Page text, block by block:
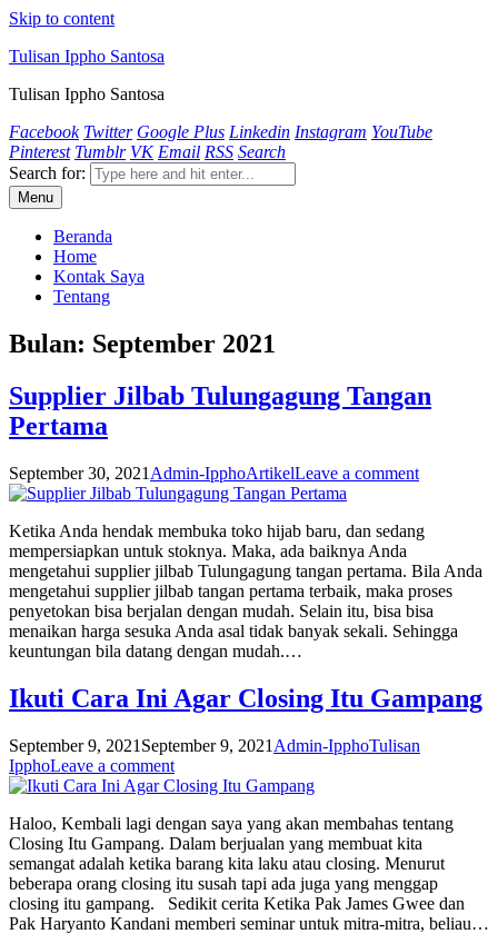
Skip to content
Tulisan Ippho Santosa
Tulisan Ippho Santosa
Facebook Twitter Google Plus Linkedin Instagram YouTube
Pinterest Tumblr VK Email RSS Search
Search for:
Menu
Beranda
Home
Kontak Saya
Tentang
Bulan: September 2021
Supplier Jilbab Tulungagung Tangan
Pertama
September 30, 2021 Admin-IpphoArtikelLeave a comment
Ketika Anda hendak membuka toko hijab baru, dan sedang
mempersiapkan untuk stoknya. Maka, ada baiknya Anda
mengetahui supplier jilbab Tulungagung tangan pertama. Bila Anda
mengetahui supplier jilbab tangan pertama terbaik, maka proses
penyetokan bisa berjalan dengan mudah. Selain itu, bisa bisa
menaikan harga sesuka Anda asal tidak banyak sekali. Sehingga
keuntungan bila datang dengan mudah.…
Ikuti Cara Ini Agar Closing Itu Gampang
September 9, 2021 September 9, 2021 Admin-IpphoTulisan
IpphoLeave a comment
Haloo, Kembali lagi dengan saya yang akan membahas tentang
Closing Itu Gampang. Dalam berjualan yang membuat kita
semangat adalah ketika barang kita laku atau closing. Menurut
beberapa orang closing itu susah tapi ada juga yang menggap
closing itu gampang. Sedikit cerita Ketika Pak James Gwee dan
Pak Haryanto Kandani memberi seminar untuk mitra-mitra, beliau…